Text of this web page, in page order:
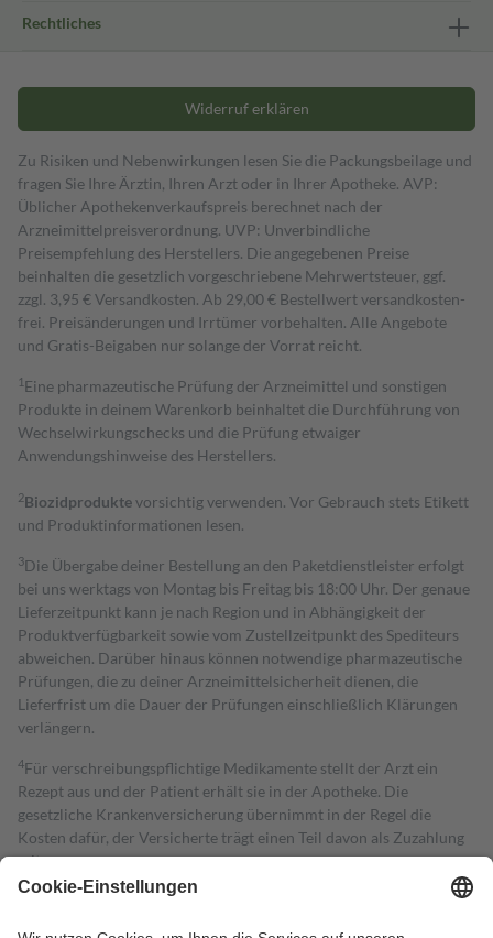
Rechtliches
Widerruf erklären
Zu Risiken und Nebenwirkungen lesen Sie die Packungsbeilage und
fragen Sie Ihre Ärztin, Ihren Arzt oder in Ihrer Apotheke. AVP:
Üblicher Apothekenverkaufspreis berechnet nach der
Arzneimittelpreisverordnung. UVP: Unverbindliche
Preisempfehlung des Herstellers. Die angegebenen Preise
beinhalten die gesetzlich vorgeschriebene Mehrwertsteuer, ggf.
zzgl. 3,95 € Versandkosten. Ab 29,00 € Bestell­wert versand­kosten­
frei. Preisänderungen und Irrtümer vorbehalten. Alle Angebote
und Gratis-Beigaben nur solange der Vorrat reicht.
1 Eine pharmazeutische Prüfung der Arzneimittel und sonstigen
Produkte in deinem Warenkorb beinhaltet die Durchführung von
Wechselwirkungschecks und die Prüfung etwaiger
Anwendungshinweise des Herstellers.
2Biozidproduktevorsichtig verwenden. Vor Gebrauch stets Etikett
und Produktinformationen lesen.
3Die Übergabe deiner Bestellung an den Paketdienstleister erfolgt
bei uns werktags von Montag bis Freitag bis 18:00 Uhr. Der genaue
Lieferzeitpunkt kann je nach Region und in Abhängigkeit der
Produktverfügbarkeit sowie vom Zustellzeitpunkt des Spediteurs
abweichen. Darüber hinaus können notwendige pharmazeutische
Prüfungen, die zu deiner Arzneimittelsicherheit dienen, die
Lieferfrist um die Dauer der Prüfungen einschließlich Klärungen
verlängern.
4Für verschreibungspflichtige Medikamente stellt der Arzt ein
Rezept aus und der Patient erhält sie in der Apotheke. Die
gesetzliche Krankenversicherung übernimmt in der Regel die
Kosten dafür, der Versicherte trägt einen Teil davon als Zuzahlung
mit.
Grundsätzlich leisten Mitglieder Zuzahlungen in Höhe von zehn
höchstens zehn Euro.
Es sind jedoch nie mehr als die tatsächlichen